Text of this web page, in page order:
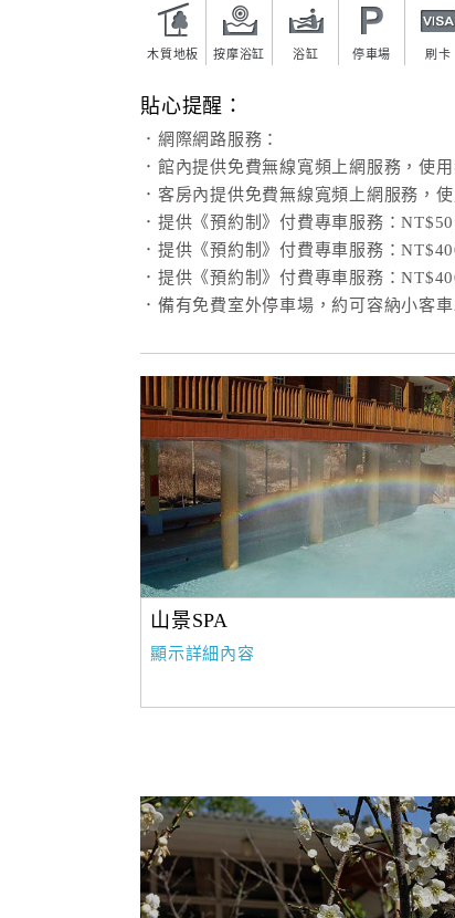
木質地板 按摩浴缸 浴缸 停車場 刷卡
貼心提醒：
．網際網路服務：
．館內提供免費無線寬頻上網服務，使
．客房內提供免費無線寬頻上網服務，
．提供《預約制》付費專車服務：
．提供《預約制》付費專車服務：
．提供《預約制》付費專車服務：
．備有免費室外停車場，約可容納小客
山景SPA
顯示詳細內容